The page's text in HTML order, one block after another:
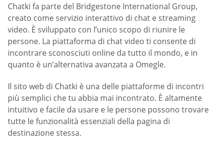
Chatki fa parte del Bridgestone International Group,
creato come servizio interattivo di chat e streaming
video. È sviluppato con l’unico scopo di riunire le
persone. La piattaforma di chat video ti consente di
incontrare sconosciuti online da tutto il mondo, e in
quanto è un’alternativa avanzata a Omegle.
Il sito web di Chatki è una delle piattaforme di incontri
più semplici che tu abbia mai incontrato. È altamente
intuitivo e facile da usare e le persone possono trovare
tutte le funzionalità essenziali della pagina di
destinazione stessa.